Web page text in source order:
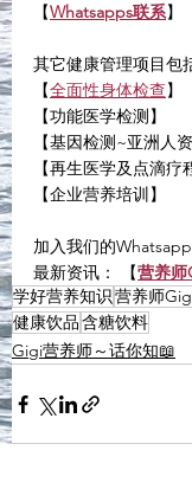
【Whatsapps联系】
其它健康管理项目包
【全面性身体检查】
【功能医学检测】
【基因检测~亚洲人资
【再生医学及点滴疗
【企业营养培训】
加入我们的
最新资讯： 【营养
学好营养知识营养师
健康饮品含糖饮料
Gigi营养师～话你知📖